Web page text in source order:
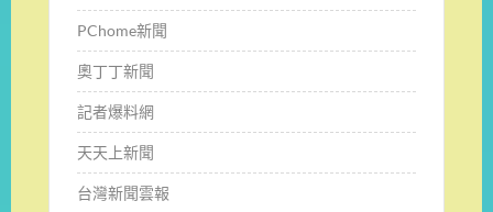
PChome新聞
奧丁丁新聞
記者爆料網
天天上新聞
台灣新聞雲報